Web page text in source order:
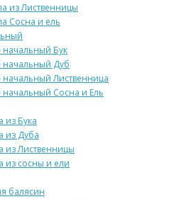
из Лиственницы
Сосна и ель
начальный Бук
начальный Дуб
начальный Лиственница
начальный Сосна и Ель
из Бука
из Дуба
из Лиственницы
из сосны и ели
балясин